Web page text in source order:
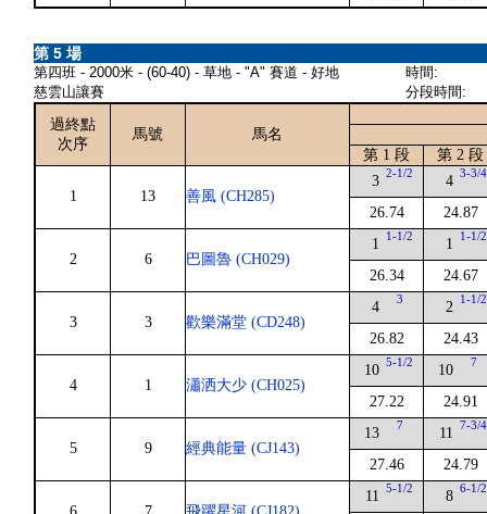
第 5 場
第四班 - 2000米 - (60-40) - 草地 - "A" 賽道 - 好地
慈雲山讓賽
時間:
分段時間:
過終點
次序
馬號
馬名
第 1 段
第 2 段
1 13 善風 (CH285)
3 2-1/2
26.74
4 3-3/4
24.87
2 6 巴圖魯 (CH029)
1 1-1/2
26.34
1 1-1/2
24.67
3 3 歡樂滿堂 (CD248)
4 3
26.82
2 1-1/2
24.43
4 1 瀟洒大少 (CH025)
10 5-1/2
27.22
10 7
24.91
5 9 經典能量 (CJ143)
13 7
27.46
11 7-3/4
24.79
11 5-1/2 8 6-1/2